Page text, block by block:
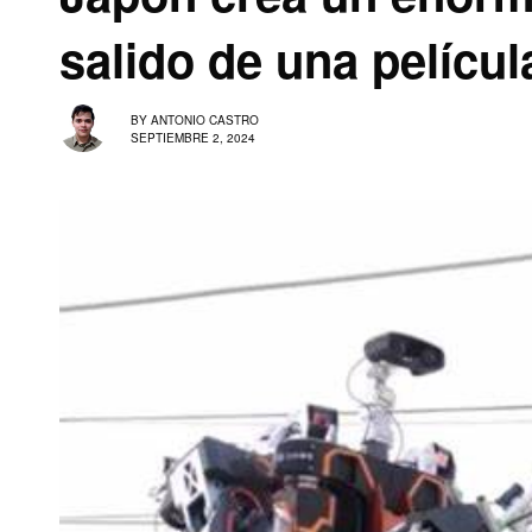
salido de una
BY ANTONIO CASTRO
SEPTIEMBRE 2, 2024